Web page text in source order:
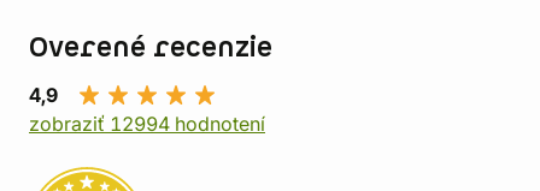
Overené recenzie
4,9
zobraziť 12994 hodnotení